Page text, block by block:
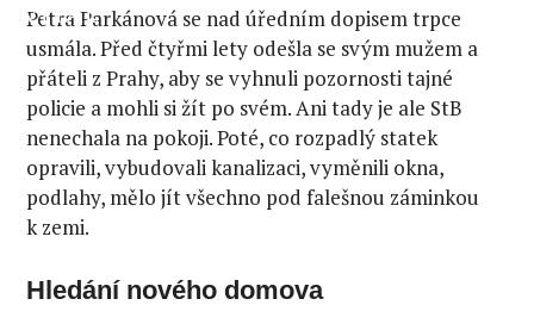
VITAL
Petra Parkánová se nad úředním dopisem trpce
usmála. Před čtyřmi lety odešla se svým mužem a
přáteli z Prahy, aby se vyhnuli pozornosti tajné
policie a mohli si žít po svém. Ani tady je ale StB
nenechala na pokoji. Poté, co rozpadlý statek
opravili, vybudovali kanalizaci, vyměnili okna,
podlahy, mělo jít všechno pod falešnou záminkou
k zemi.
Hledání nového domova